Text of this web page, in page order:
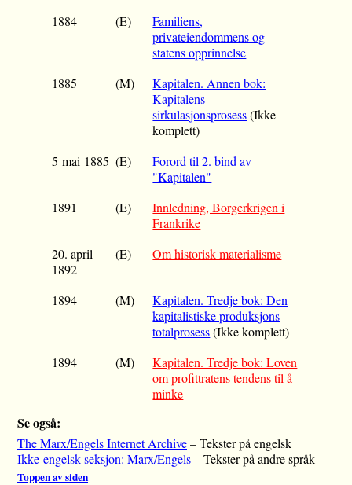
1884
(E)
Familiens,
privateiendommens og
statens opprinnelse
1885
(M)
Kapitalen. Annen bok:
Kapitalens
sirkulasjonsprosess(Ikke
komplett)
5 mai 1885 (E)
Forord til 2. bind av
"Kapitalen"
1891
(E)
Innledning, Borgerkrigen i
Frankrike
20. april
1892
(E) Om historisk materialisme
1894 (M)
Kapitalen. Tredje bok: Den
kapitalistiske produksjons
totalprosess(Ikke komplett)
1894
(M)
Kapitalen. Tredje bok: Loven
om profittratens tendens til å
minke
Se også:
The Marx/Engels Internet Archive– Tekster på engelsk
Ikke-engelsk seksjon: Marx/Engels– Tekster på andre språk
Toppen av siden